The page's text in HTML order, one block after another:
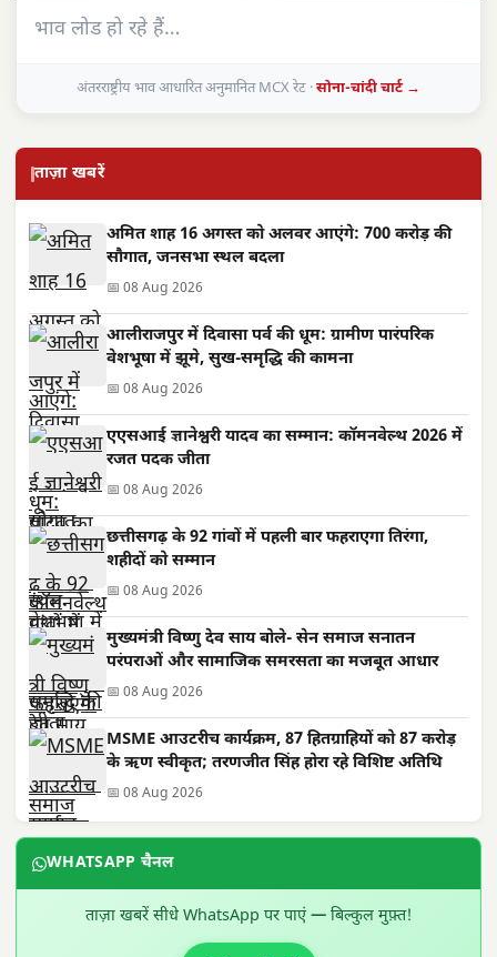
भाव लोड हो रहे हैं…
अंतरराष्ट्रीय भाव आधारित अनुमानित MCX रेट ·सोना-चांदी चार्ट →
ताज़ा खबरें
अमित शाह 16 अगस्त को अलवर आएंगे: 700 करोड़ की
सौगात, जनसभा स्थल बदला
📅 08 Aug 2026
आलीराजपुर में दिवासा पर्व की धूम: ग्रामीण पारंपरिक
वेशभूषा में झूमे, सुख-समृद्धि की कामना
📅 08 Aug 2026
एएसआई ज्ञानेश्वरी यादव का सम्मान: कॉमनवेल्थ 2026 में
रजत पदक जीता
📅 08 Aug 2026
छत्तीसगढ़ के 92 गांवों में पहली बार फहराएगा तिरंगा,
शहीदों को सम्मान
📅 08 Aug 2026
मुख्यमंत्री विष्णु देव साय बोले- सेन समाज सनातन
परंपराओं और सामाजिक समरसता का मजबूत आधार
📅 08 Aug 2026
MSME आउटरीच कार्यक्रम, 87 हितग्राहियों को 87 करोड़
के ऋण स्वीकृत; तरणजीत सिंह होरा रहे विशिष्ट अतिथि
📅 08 Aug 2026
WHATSAPP चैनल
ताज़ा खबरें सीधे WhatsApp पर पाएं — बिल्कुल मुफ़्त!